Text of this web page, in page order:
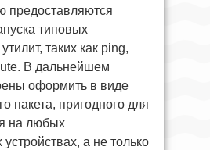
предоставляются
типовых
таких как ping,
В дальнейшем
оформить в виде
пакета, пригодного для
на любых
а не только